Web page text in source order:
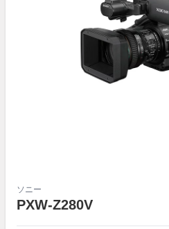
ソニー
PXW-Z280V